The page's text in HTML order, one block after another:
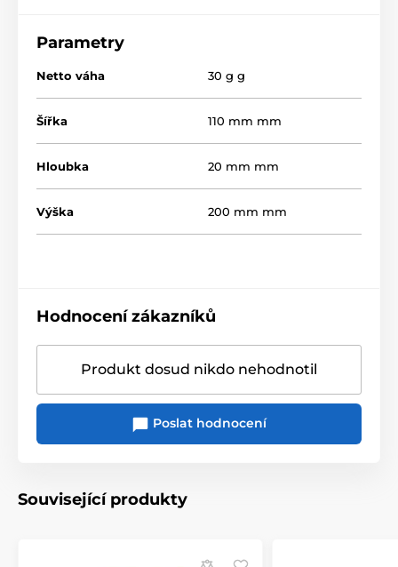
Parametry
Netto váha 30 g g
Šířka 110 mm mm
Hloubka 20 mm mm
Výška 200 mm mm
Hodnocení zákazníků
Produkt dosud nikdo nehodnotil
Poslat hodnocení
Související produkty